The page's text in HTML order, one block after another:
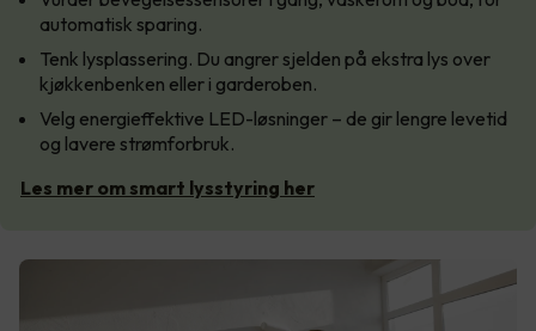
automatisk sparing.
Tenk lysplassering. Du angrer sjelden på ekstra lys over
kjøkkenbenken eller i garderoben.
Velg energieffektive LED-løsninger – de gir lengre levetid
og lavere strømforbruk.
Les mer om smart lysstyring her